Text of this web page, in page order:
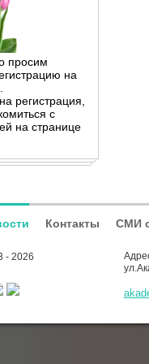
просим
на
регистрация,
с
на странице
Контакты СМИ
- 2026